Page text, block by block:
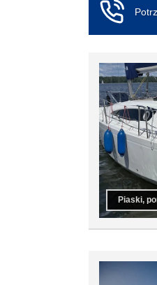
co najmniej 5
co najmniej 6
co najmniej
co najmniej
co najmniej
Piaski,